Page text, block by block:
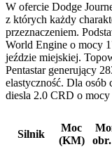
W ofercie Dodge
z których każdy
przeznaczeniem.
World Engine o mocy
jeździe miejskiej.
Pentastar generujący
elastyczność. Dla
diesla 2.0 CRD o
Silnik
Moc
(KM)